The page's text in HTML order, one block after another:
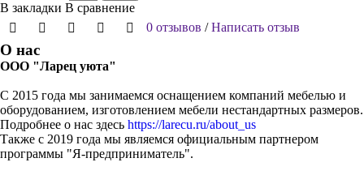
В закладки В сравнение
0 отзывов /Написать отзыв
О нас
ООО "Ларец уюта"
С 2015 года мы занимаемся оснащением компаний мебелью и
оборудованием, изготовлением мебели нестандартных размеров.
Подробнее о нас здесь https://larecu.ru/about_us
Также с 2019 года мы являемся официальным партнером
программы "Я-предприниматель".